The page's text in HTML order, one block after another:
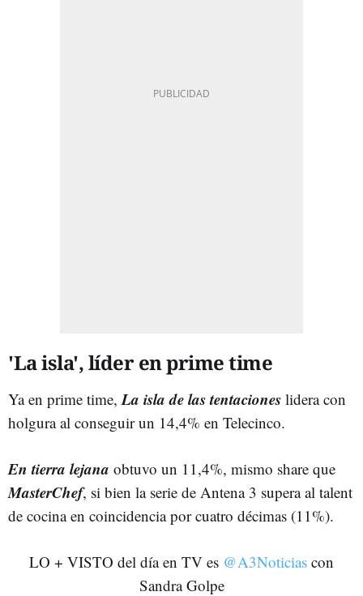
'La isla', líder en prime time
Ya en prime time, La isla de las tentaciones lidera con
holgura al conseguir un 14,4% en Telecinco.
En tierra lejana obtuvo un 11,4%, mismo share que
MasterChef, si bien la serie de Antena 3 supera al talent
de cocina en coincidencia por cuatro décimas (11%).
LO + VISTO del día en TV es @A3Noticias con
Sandra Golpe